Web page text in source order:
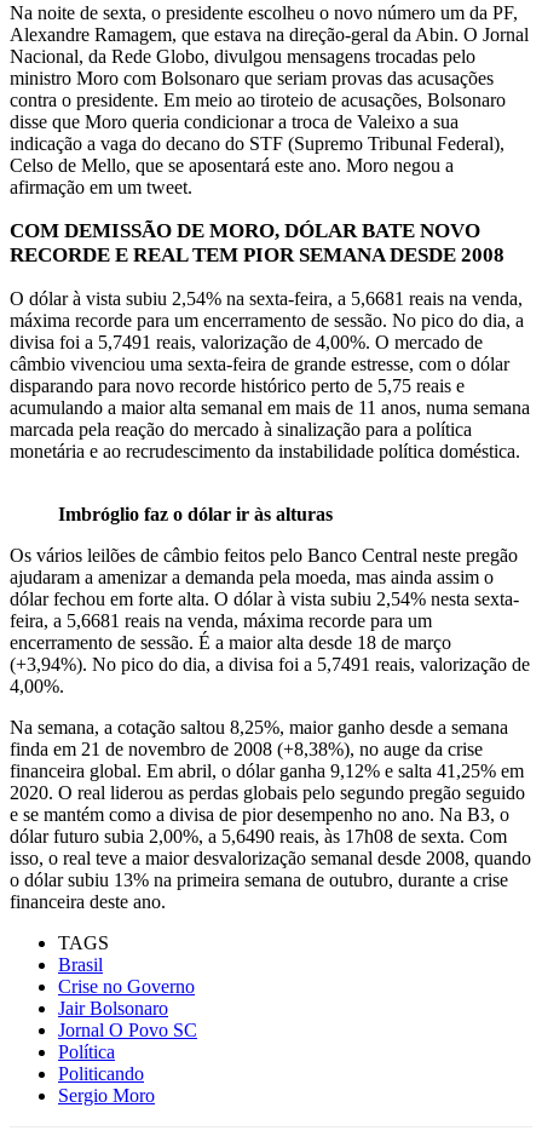
Na noite de sexta, o presidente escolheu o novo número um da PF,
Alexandre Ramagem, que estava na direção-geral da Abin. O Jornal
Nacional, da Rede Globo, divulgou mensagens trocadas pelo
ministro Moro com Bolsonaro que seriam provas das acusações
contra o presidente. Em meio ao tiroteio de acusações, Bolsonaro
disse que Moro queria condicionar a troca de Valeixo a sua
indicação a vaga do decano do STF (Supremo Tribunal Federal),
Celso de Mello, que se aposentará este ano. Moro negou a
afirmação em um tweet.
COM DEMISSÃO DE MORO, DÓLAR BATE NOVO
RECORDE E REAL TEM PIOR SEMANA DESDE 2008
O dólar à vista subiu 2,54% na sexta-feira, a 5,6681 reais na venda,
máxima recorde para um encerramento de sessão. No pico do dia, a
divisa foi a 5,7491 reais, valorização de 4,00%. O mercado de
câmbio vivenciou uma sexta-feira de grande estresse, com o dólar
disparando para novo recorde histórico perto de 5,75 reais e
acumulando a maior alta semanal em mais de 11 anos, numa semana
marcada pela reação do mercado à sinalização para a política
monetária e ao recrudescimento da instabilidade política doméstica.
Imbróglio faz o dólar ir às alturas
Os vários leilões de câmbio feitos pelo Banco Central neste pregão
ajudaram a amenizar a demanda pela moeda, mas ainda assim o
dólar fechou em forte alta. O dólar à vista subiu 2,54% nesta sexta-
feira, a 5,6681 reais na venda, máxima recorde para um
encerramento de sessão. É a maior alta desde 18 de março
(+3,94%). No pico do dia, a divisa foi a 5,7491 reais, valorização de
4,00%.
Na semana, a cotação saltou 8,25%, maior ganho desde a semana
finda em 21 de novembro de 2008 (+8,38%), no auge da crise
financeira global. Em abril, o dólar ganha 9,12% e salta 41,25% em
2020. O real liderou as perdas globais pelo segundo pregão seguido
e se mantém como a divisa de pior desempenho no ano. Na B3, o
dólar futuro subia 2,00%, a 5,6490 reais, às 17h08 de sexta. Com
isso, o real teve a maior desvalorização semanal desde 2008, quando
o dólar subiu 13% na primeira semana de outubro, durante a crise
financeira deste ano.
TAGS
Brasil
Crise no Governo
Jair Bolsonaro
Jornal O Povo SC
Política
Politicando
Sergio Moro